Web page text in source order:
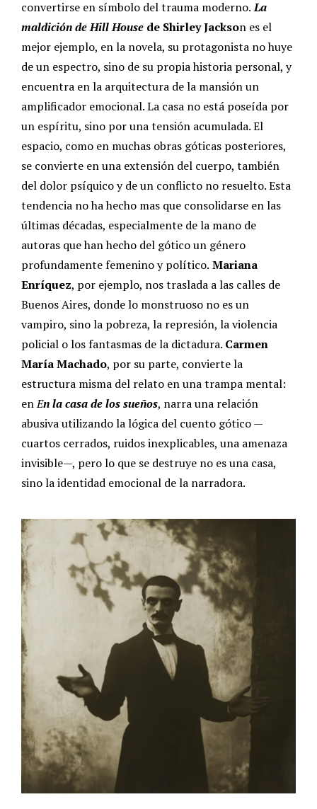
convertirse en símbolo del trauma moderno.La
maldición de Hill House de Shirley Jackson es el
mejor ejemplo, en la novela, su protagonista no huye
de un espectro, sino de su propia historia personal, y
encuentra en la arquitectura de la mansión un
amplificador emocional. La casa no está poseída por
un espíritu, sino por una tensión acumulada.El
espacio, como en muchas obras góticas posteriores,
se convierte en una extensión del cuerpo, también
del dolor psíquico y de un conflicto no resuelto. Esta
tendencia no ha hecho mas que consolidarse en las
últimas décadas, especialmente de la mano de
autoras que han hecho del gótico un género
profundamente femenino y político. Mariana
Enríquez, por ejemplo, nos traslada a las calles de
Buenos Aires, donde lo monstruoso no es un
vampiro, sino la pobreza, la represión, la violencia
policial o los fantasmas de la dictadura. Carmen
María Machado, por su parte, convierte la
estructura misma del relato en una trampa mental:
enEn la casa de los sueños, narra una relación
abusiva utilizando la lógica del cuento gótico —
cuartos cerrados, ruidos inexplicables, una amenaza
invisible—, pero lo que se destruye no es una casa,
sino la identidad emocional de la narradora.